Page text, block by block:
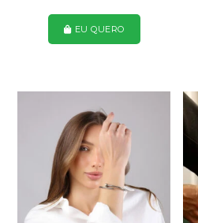
EU QUERO
tem
variantes.